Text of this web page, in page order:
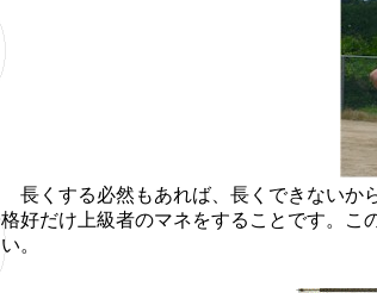
長くする必然もあれば、長くできないか
格好だけ上級者のマネをすることです。こ
い。